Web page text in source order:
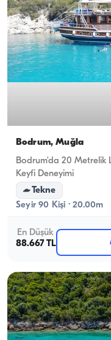
Bodrum, Muğla
Bodrum'da 20 Metrelik
Keyfi Deneyimi
Tekne
Seyir 90 Kişi · 20.00m
En Düşük
88.667 TL